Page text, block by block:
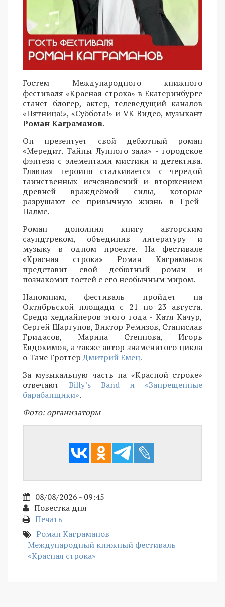
Гостем Международного книжного
фестиваля «Красная строка» в Екатеринбурге
станет блогер, актер, телеведущий каналов
«Пятница!», «Суббота!» и VK Видео, музыкант
Роман Каграманов.
Он презентует свой дебютный роман
«Мередит. Тайны Лунного зала» - городское
фэнтези с элементами мистики и детектива.
Главная героиня сталкивается с чередой
таинственных исчезновений и вторжением
древней враждебной силы, которые
разрушают ее привычную жизнь в Грей-
Палмс.
Роман дополнил книгу авторским
саундтреком, объединив литературу и
музыку в одном проекте. На фестивале
«Красная строка» Роман Каграманов
представит свой дебютный роман и
познакомит гостей с его необычным миром.
Напомним, фестиваль пройдет на
Октябрьской площади с 21 по 23 августа.
Среди хедлайнеров этого года - Катя Качур,
Сергей Шаргунов, Виктор Ремизов, Станислав
Гридасов, Марина Степнова, Игорь
Евдокимов, а также автор знаменитого цикла
о Тане ГроттерДмитрий Емец.
За музыкальную часть на «Красной строке»
отвечают Billy’s Band и «Запрещенные
барабанщики».
Фото: организаторы
08/08/2026 - 09:45
Повестка дня
Печать
Роман Каграманов
Международный книжный фестиваль
«Красная строка»